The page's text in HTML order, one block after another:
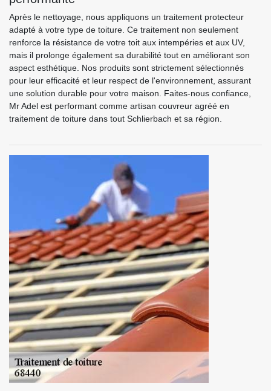
Après le nettoyage, nous appliquons un traitement protecteur
adapté à votre type de toiture. Ce traitement non seulement
renforce la résistance de votre toit aux intempéries et aux UV,
mais il prolonge également sa durabilité tout en améliorant son
aspect esthétique. Nos produits sont strictement sélectionnés
pour leur efficacité et leur respect de l'environnement, assurant
une solution durable pour votre maison. Faites-nous confiance,
Mr Adel est performant comme artisan couvreur agréé en
traitement de toiture dans tout Schlierbach et sa région.